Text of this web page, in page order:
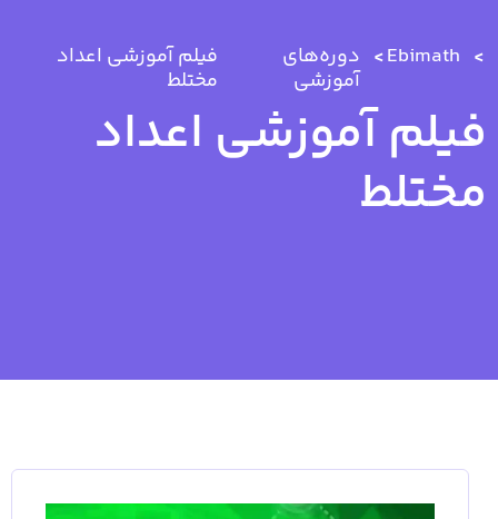
Ebimath دوره‌های
آموزشی
فیلم آموزشی اعداد
مختلط
فیلم آموزشی اعداد
مختلط